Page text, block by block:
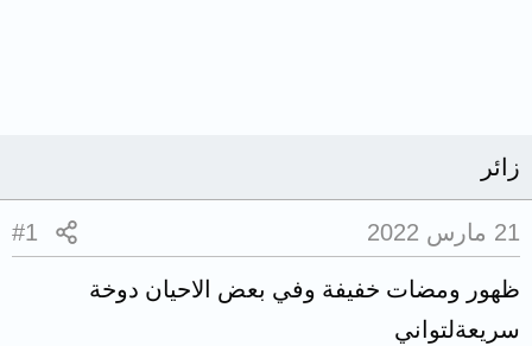
زائر
21 مارس 2022 #1
ظهور ومضات خفيفة وفي بعض الاحيان دوخة
سريعةلتواني